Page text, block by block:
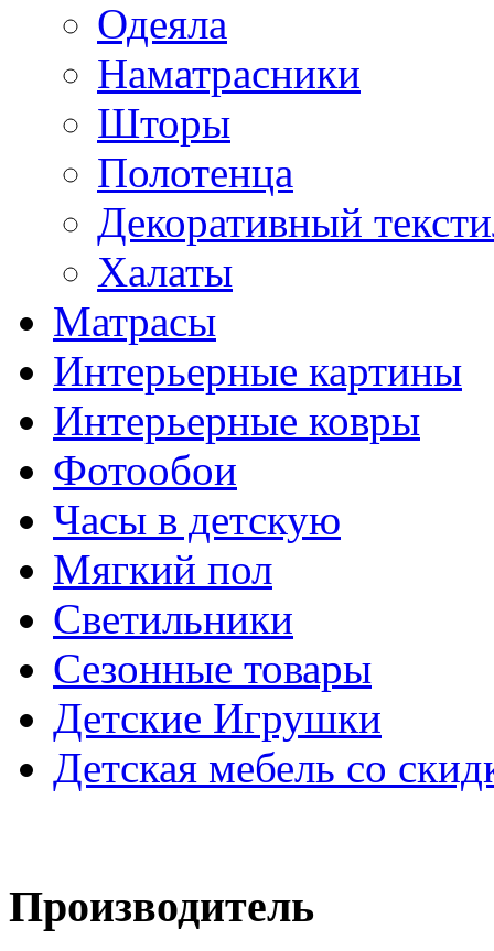
Одеяла
Наматрасники
Шторы
Полотенца
Декоративный
Халаты
Матрасы
Интерьерные картины
Интерьерные ковры
Фотообои
Часы в детскую
Мягкий пол
Светильники
Сезонные товары
Детские Игрушки
Детская мебель со
Производитель